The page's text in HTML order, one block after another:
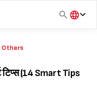
हिंदी
Others
टिप्स (14 Smart Tips